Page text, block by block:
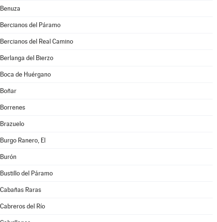
Benuza
Bercianos del Páramo
Bercianos del Real Camino
Berlanga del Bierzo
Boca de Huérgano
Boñar
Borrenes
Brazuelo
Burgo Ranero, El
Burón
Bustillo del Páramo
Cabañas Raras
Cabreros del Río